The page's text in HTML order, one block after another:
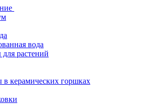
вода
растений
в керамических горшках